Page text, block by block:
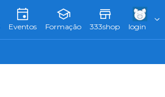
Eventos Formação 333shop login